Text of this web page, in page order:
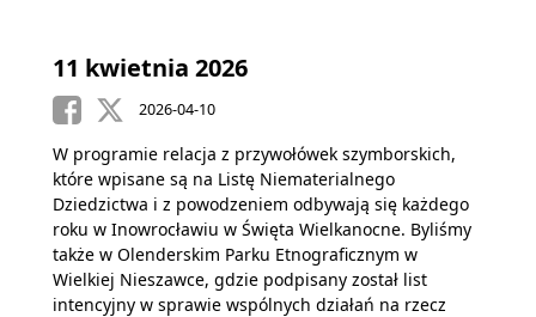
11 kwietnia 2026
2026-04-10
W programie relacja z przywołówek szymborskich,
które wpisane są na Listę Niematerialnego
Dziedzictwa i z powodzeniem odbywają się każdego
roku w Inowrocławiu w Święta Wielkanocne. Byliśmy
także w Olenderskim Parku Etnograficznym w
Wielkiej Nieszawce, gdzie podpisany został list
intencyjny w sprawie wspólnych działań na rzecz